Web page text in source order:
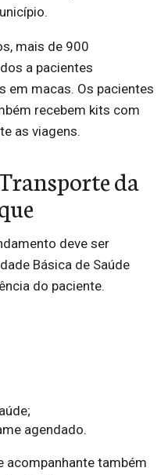
mais de 900
a pacientes
em macas. Os pacientes
recebem kits com
as viagens.
da
deve ser
Básica de Saúde
do paciente.
agendado.
acompanhante também